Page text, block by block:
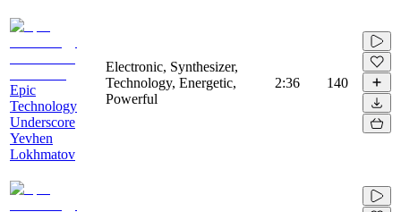
Epic
Technology
Underscore
Yevhen
Lokhmatov
Electronic, Synthesizer,
Technology, Energetic,
Powerful
2:36 140